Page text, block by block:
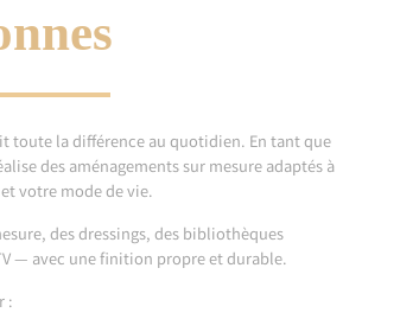
toute la différence au quotidien. En tant que
des aménagements sur mesure adaptés à
votre mode de vie.
des dressings, des bibliothèques
— avec une finition propre et durable.
: